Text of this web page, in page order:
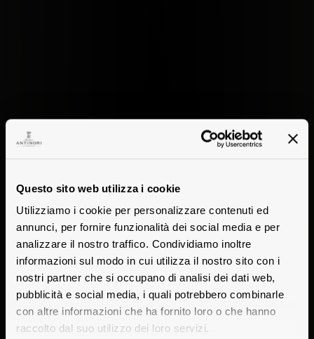
Questo sito web utilizza i cookie
Utilizziamo i cookie per personalizzare contenuti ed
annunci, per fornire funzionalità dei social media e per
analizzare il nostro traffico. Condividiamo inoltre
informazioni sul modo in cui utilizza il nostro sito con i
nostri partner che si occupano di analisi dei dati web,
pubblicità e social media, i quali potrebbero combinarle
con altre informazioni che ha fornito loro o che hanno
raccolto dal suo utilizzo dei loro servizi.